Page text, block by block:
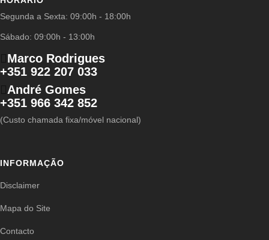
Segunda a Sexta: 09:00h - 18:00h
Sábado: 09:00h - 13:00h
Marco Rodrigues
+351 922 207 033
André Gomes
+351 966 342 852
(Custo chamada fixa/móvel nacional)
INFORMAÇÃO
Disclaimer
Mapa do Site
Contacto